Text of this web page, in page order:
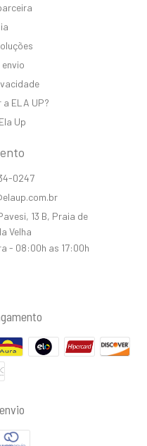
a ELA UP?
Up
0247
13 B, Praia de
Velha
- 08:00h as 17:00h